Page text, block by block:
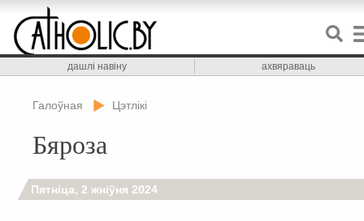
дашлі навіну ахвяраваць
Галоўная Цэтлікі
Бяроза
Пятніца, 2 жніўня 2024